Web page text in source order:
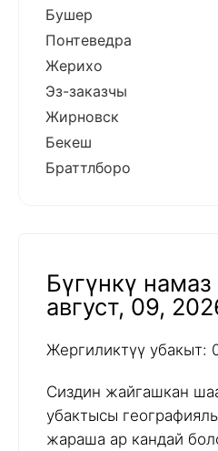
Бушер
Понтеведра
Жерихо
Эз-заказчы
Жирновск
Бекеш
Браттлборо
Бүгүнкү
август, 09,
Жергиликтүү убакыт:
Сиздин жайгашкан
убактысы
жараша ар кандай